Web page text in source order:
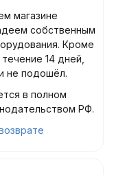
магазине
собственным
Кроме
14 дней,
не подошёл.
в полном
РФ.